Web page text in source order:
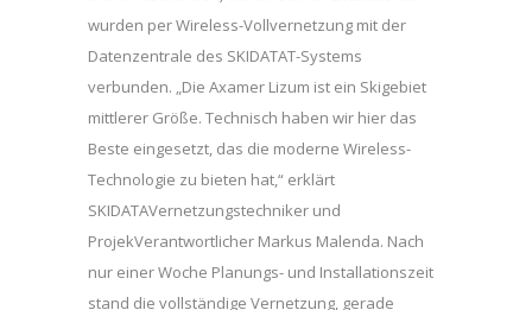
wurden per Wireless-Vollvernetzung mit der
Datenzentrale des SKIDATAT-Systems
verbunden. „Die Axamer Lizum ist ein Skigebiet
mittlerer Größe. Technisch haben wir hier das
Beste eingesetzt, das die moderne Wireless-
Technologie zu bieten hat,“ erklärt
SKIDATAVernetzungstechniker und
ProjekVerantwortlicher Markus Malenda. Nach
nur einer Woche Planungs- und Installationszeit
stand die vollständige Vernetzung, gerade